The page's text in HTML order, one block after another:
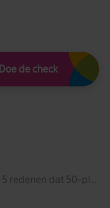
Doe de check
5 redenen dat 50-plussers meer gaan drinken